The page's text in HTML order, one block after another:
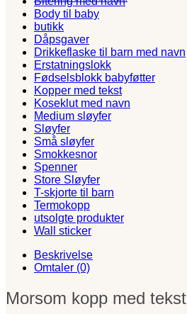
Body til baby
butikk
Dåpsgaver
Drikkeflaske til barn med navn
Erstatningslokk
Fødselsblokk babyføtter
Kopper med tekst
Koseklut med navn
Medium sløyfer
Sløyfer
Små sløyfer
Smokkesnor
Spenner
Store Sløyfer
T-skjorte til barn
Termokopp
utsolgte produkter
Wall sticker
Beskrivelse
Omtaler (0)
Morsom kopp med tekst